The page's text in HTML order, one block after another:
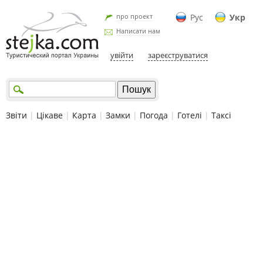
Рус Укр
про проект
Написати нам
увійти зареєструватися
Звіти | Цікаве | Карта | Замки | Погода | Готелі | Таксі